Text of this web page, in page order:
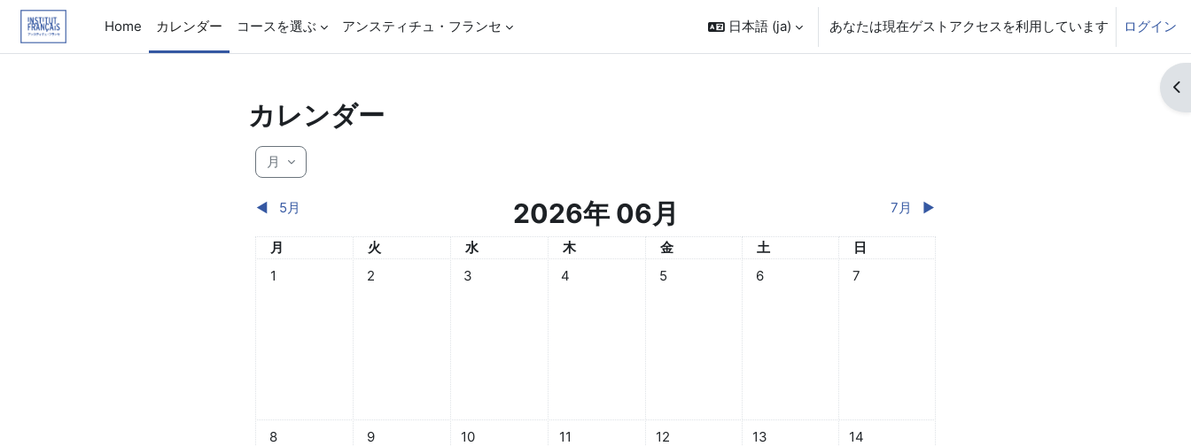
メインコンテンツへスキップする
Home
カレンダー コースを選ぶ アンスティチュ・フランセ 日本語 ‎(ja)‎ あなたは現在ゲストアクセスを利用しています ログイン
ブ
カレンダー
月
◀︎ 5月 2026年 06月 7月 ▶︎
月曜日
月 火曜日
火 水曜日
水 木曜日
木 金曜日
金 土曜日
土 日曜日
日
イベントなし 2026年 06月 1日
1 イベントなし 2026年 06月 2日
2 イベントなし 2026年 06月 3日
3 イベントなし 2026年 06月 4日
4 イベントなし 2026年 06月 5日
5 イベントなし 2026年 06月 6日
6 イベントなし 2026年 06月 7日
7
イベントなし 2026年 06月 8日
8 イベントなし 2026年 06月 9日
9 イベントなし 2026年 06月 10日
10 イベントなし 2026年 06月 11日
11 イベントなし 2026年 06月 12日
12 イベントなし 2026年 06月 13日
13 イベントなし 2026年 06月 14日
14